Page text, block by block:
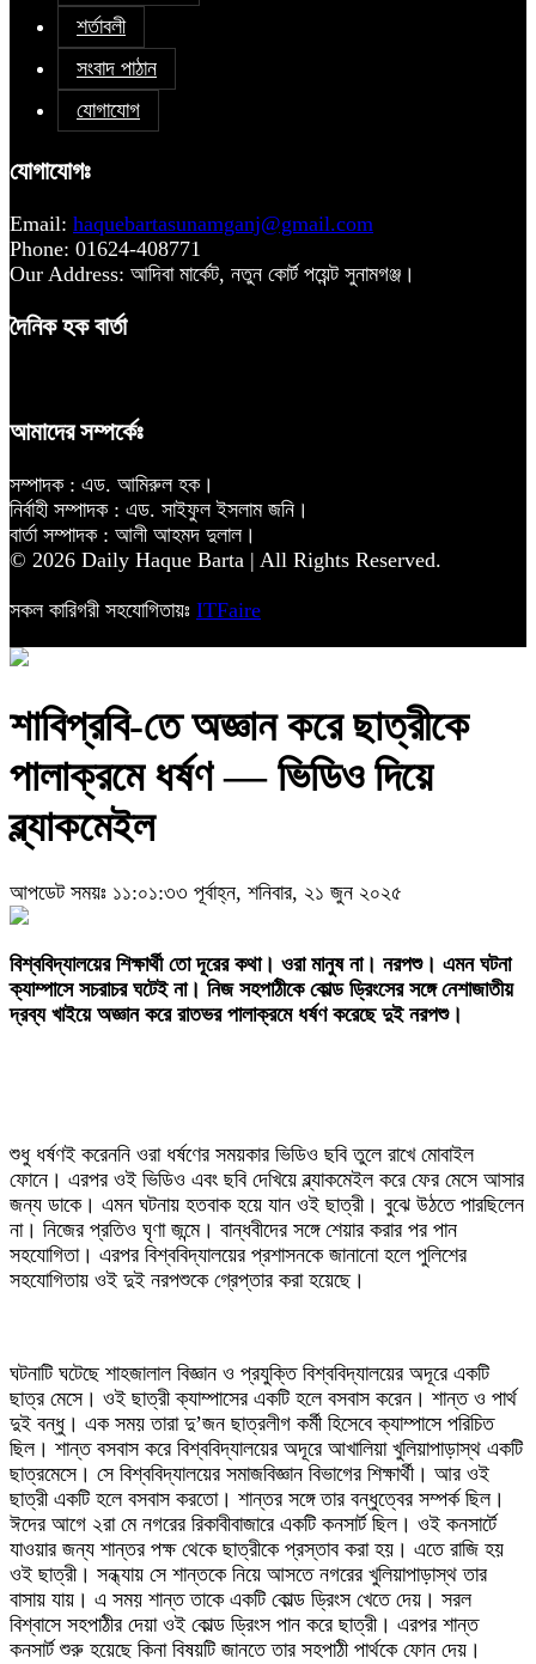
শর্তাবলী
সংবাদ পাঠান
যোগাযোগ
যোগাযোগঃ
Email: haquebartasunamganj@gmail.com
Phone: 01624-408771
Our Address: আদিবা মার্কেট, নতুন কোর্ট পয়েন্ট সুনামগঞ্জ।
দৈনিক হক বার্তা
আমাদের সম্পর্কেঃ
সম্পাদক : এড. আমিরুল হক।
নির্বাহী সম্পাদক : এড. সাইফুল ইসলাম জনি।
বার্তা সম্পাদক : আলী আহমদ দুলাল।
© 2026 Daily Haque Barta | All Rights Reserved.
সকল কারিগরী সহযোগিতায়ঃ ITFaire
শাবিপ্রবি-তে অজ্ঞান করে ছাত্রীকে
পালাক্রমে ধর্ষণ — ভিডিও দিয়ে
ব্ল্যাকমেইল
আপডেট সময়ঃ ১১:০১:৩৩ পূর্বাহ্ন, শনিবার, ২১ জুন ২০২৫
‎বিশ্ববিদ্যালয়ের শিক্ষার্থী তো দূরের কথা। ওরা মানুষ না। নরপশু। এমন ঘটনা
ক্যাম্পাসে সচরাচর ঘটেই না। নিজ সহপাঠীকে কোল্ড ড্রিংসের সঙ্গে নেশাজাতীয়
দ্রব্য খাইয়ে অজ্ঞান করে রাতভর পালাক্রমে ধর্ষণ করেছে দুই নরপশু।
‎শুধু ধর্ষণই করেননি ওরা ধর্ষণের সময়কার ভিডিও ছবি তুলে রাখে মোবাইল
ফোনে। এরপর ওই ভিডিও এবং ছবি দেখিয়ে ব্ল্যাকমেইল করে ফের মেসে আসার
জন্য ডাকে। এমন ঘটনায় হতবাক হয়ে যান ওই ছাত্রী। বুঝে উঠতে পারছিলেন
না। নিজের প্রতিও ঘৃণা জন্মে। বান্ধবীদের সঙ্গে শেয়ার করার পর পান
সহযোগিতা। এরপর বিশ্ববিদ্যালয়ের প্রশাসনকে জানানো হলে পুলিশের
সহযোগিতায় ওই দুই নরপশুকে গ্রেপ্তার করা হয়েছে।
‎ঘটনাটি ঘটেছে শাহজালাল বিজ্ঞান ও প্রযুক্তি বিশ্ববিদ্যালয়ের অদূরে একটি
ছাত্র মেসে। ওই ছাত্রী ক্যাম্পাসের একটি হলে বসবাস করেন। শান্ত ও পার্থ
দুই বন্ধু। এক সময় তারা দু’জন ছাত্রলীগ কর্মী হিসেবে ক্যাম্পাসে পরিচিত
ছিল। শান্ত বসবাস করে বিশ্ববিদ্যালয়ের অদূরে আখালিয়া খুলিয়াপাড়াস্থ একটি
ছাত্রমেসে। সে বিশ্ববিদ্যালয়ের সমাজবিজ্ঞান বিভাগের শিক্ষার্থী। আর ওই
ছাত্রী একটি হলে বসবাস করতো। শান্তর সঙ্গে তার বন্ধুত্বের সম্পর্ক ছিল।
ঈদের আগে ২রা মে নগরের রিকাবীবাজারে একটি কনসার্ট ছিল। ওই কনসার্টে
যাওয়ার জন্য শান্তর পক্ষ থেকে ছাত্রীকে প্রস্তাব করা হয়। এতে রাজি হয়
ওই ছাত্রী। সন্ধ্যায় সে শান্তকে নিয়ে আসতে নগরের খুলিয়াপাড়াস্থ তার
বাসায় যায়। এ সময় শান্ত তাকে একটি কোল্ড ড্রিংস খেতে দেয়। সরল
বিশ্বাসে সহপাঠীর দেয়া ওই কোল্ড ড্রিংস পান করে ছাত্রী। এরপর শান্ত
কনসার্ট শুরু হয়েছে কিনা বিষয়টি জানতে তার সহপাঠী পার্থকে ফোন দেয়।